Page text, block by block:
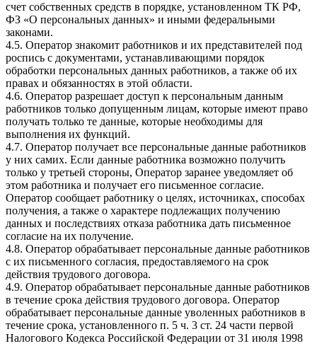
счет собственных средств в порядке, установленном ТК РФ,
ФЗ «О персональных данных» и иными федеральными
законами.
4.5. Оператор знакомит работников и их представителей под
роспись с документами, устанавливающими порядок
обработки персональных данных работников, а также об их
правах и обязанностях в этой области.
4.6. Оператор разрешает доступ к персональным данным
работников только допущенным лицам, которые имеют право
получать только те данные, которые необходимы для
выполнения их функций.
4.7. Оператор получает все персональные данные работников
у них самих. Если данные работника возможно получить
только у третьей стороны, Оператор заранее уведомляет об
этом работника и получает его письменное согласие.
Оператор сообщает работнику о целях, источниках, способах
получения, а также о характере подлежащих получению
данных и последствиях отказа работника дать письменное
согласие на их получение.
4.8. Оператор обрабатывает персональные данные работников
с их письменного согласия, предоставляемого на срок
действия трудового договора.
4.9. Оператор обрабатывает персональные данные работников
в течение срока действия трудового договора. Оператор
обрабатывает персональные данные уволенных работников в
течение срока, установленного п. 5 ч. 3 ст. 24 части первой
Налогового Кодекса Российской Федерации от 31 июля 1998